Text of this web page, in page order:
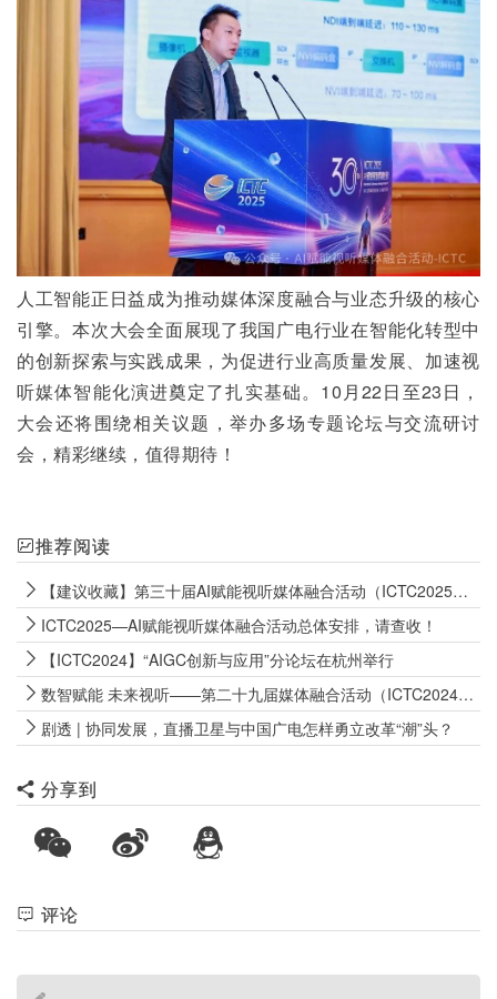
人工智能正日益成为推动媒体深度融合与业态升级的核心
引擎。本次大会全面展现了我国广电行业在智能化转型中
的创新探索与实践成果，为促进行业高质量发展、加速视
听媒体智能化演进奠定了扎实基础。10月22日至23日，
大会还将围绕相关议题，举办多场专题论坛与交流研讨
会，精彩继续，值得期待！
推荐阅读
【建议收藏】第三十届AI赋能视听媒体融合活动（ICTC2025）日程
ICTC2025—AI赋能视听媒体融合活动总体安排，请查收！
【ICTC2024】“AIGC创新与应用”分论坛在杭州举行
数智赋能 未来视听——第二十九届媒体融合活动（ICTC2024）开幕
剧透 | 协同发展，直播卫星与中国广电怎样勇立改革“潮”头？
分享到
评论